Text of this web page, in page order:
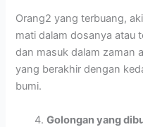
Orang2 yang terbuang,
mati dalam dosanya atau
dan masuk dalam zaman
yang berakhir dengan
bumi.
Golongan yang